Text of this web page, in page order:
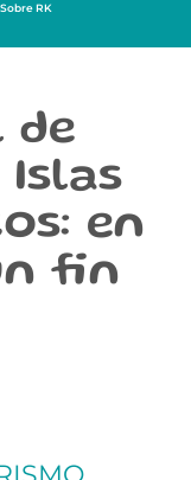
Sobre RK
de
Islas
en
fin